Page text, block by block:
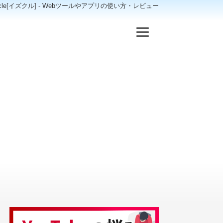
イズクル] - Webツールやアプリの使い方・レビュー